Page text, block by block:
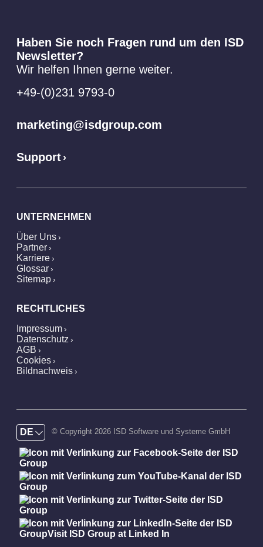
Haben Sie noch Fragen rund um den ISD
Newsletter?
Wir helfen Ihnen gerne weiter.
+49-(0)231 9793-0
marketing@isdgroup.com
Support
UNTERNEHMEN
Über Uns
Partner
Karriere
Glossar
Sitemap
RECHTLICHES
Impressum
Datenschutz
AGB
Cookies
Bildnachweis
DE © Copyright 2026 ISD Software und Systeme GmbH